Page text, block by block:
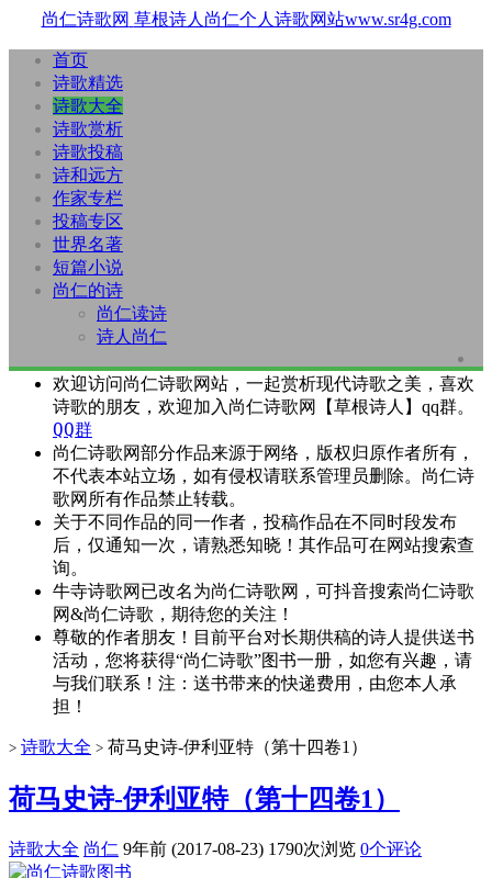
尚仁诗歌网 草根诗人尚仁个人诗歌网站www.sr4g.com
首页
诗歌精选
诗歌大全
诗歌赏析
诗歌投稿
诗和远方
作家专栏
投稿专区
世界名著
短篇小说
尚仁的诗
尚仁读诗
诗人尚仁
欢迎访问尚仁诗歌网站，一起赏析现代诗歌之美，喜欢
诗歌的朋友，欢迎加入尚仁诗歌网【草根诗人】qq群。
QQ群
尚仁诗歌网部分作品来源于网络，版权归原作者所有，
不代表本站立场，如有侵权请联系管理员删除。尚仁诗
歌网所有作品禁止转载。
关于不同作品的同一作者，投稿作品在不同时段发布
后，仅通知一次，请熟悉知晓！其作品可在网站搜索查
询。
牛寺诗歌网已改名为尚仁诗歌网，可抖音搜索尚仁诗歌
网&尚仁诗歌，期待您的关注！
尊敬的作者朋友！目前平台对长期供稿的诗人提供送书
活动，您将获得“尚仁诗歌”图书一册，如您有兴趣，请
与我们联系！注：送书带来的快递费用，由您本人承
担！
> 诗歌大全 > 荷马史诗-伊利亚特（第十四卷1）
荷马史诗-伊利亚特（第十四卷1）
诗歌大全 尚仁 9年前 (2017-08-23) 1790次浏览 0个评论